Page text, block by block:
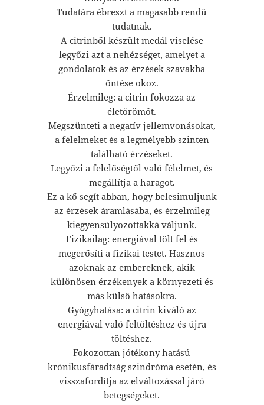
Tudatára ébreszt a magasabb rendű
tudatnak.
A citrinből készült medál viselése
legyőzi azt a nehézséget, amelyet a
gondolatok és az érzések szavakba
öntése okoz.
Érzelmileg: a citrin fokozza az
életörömöt.
Megszünteti a negatív jellemvonásokat,
a félelmeket és a legmélyebb szinten
található érzéseket.
Legyőzi a felelőségtől való félelmet, és
megállítja a haragot.
Ez a kő segít abban, hogy belesimuljunk
az érzések áramlásába, és érzelmileg
kiegyensúlyozottakká váljunk.
Fizikailag: energiával tölt fel és
megerősíti a fizikai testet. Hasznos
azoknak az embereknek, akik
különösen érzékenyek a környezeti és
más külső hatásokra.
Gyógyhatása: a citrin kiváló az
energiával való feltöltéshez és újra
töltéshez.
Fokozottan jótékony hatású
krónikusfáradtság szindróma esetén, és
visszafordítja az elváltozással járó
betegségeket.